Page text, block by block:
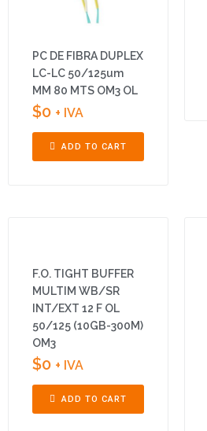
PC DE FIBRA DUPLEX
LC-LC 50/125um
MM 80 MTS OM3 OL
$0 + IVA
ADD TO CART
F.O. TIGHT BUFFER
MULTIM WB/SR
INT/EXT 12 F OL
50/125 (10GB-300M)
OM3
$0 + IVA
ADD TO CART